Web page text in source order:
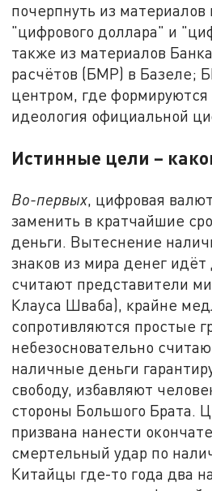
почерпнуть из материалов
"цифрового доллара" и
также из материалов
расчётов (БМР) в Базеле;
центром, где формируются
идеология официальной
Истинные цели –
Во-первых, цифровая
заменить в кратчайшие
деньги. Вытеснение
знаков из мира денег идёт
считают представители
Клауса Шваба), крайне
сопротивляются простые
небезосновательно
наличные деньги
свободу, избавляют
стороны Большого Брата.
призвана нанести
смертельный удар по
Китайцы где-то года два